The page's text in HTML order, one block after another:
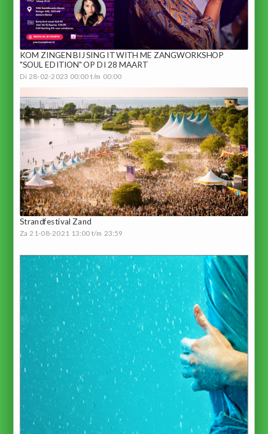
KOM ZINGEN BIJ SING IT WITH ME ZANGWORKSHOP
"SOUL EDITION" OP DI 28 MAART
Di 28-02-2023 00:00 t/m 00:00
Strandfestival Zand
Za 21-08-2021 13:00 t/m 23:59